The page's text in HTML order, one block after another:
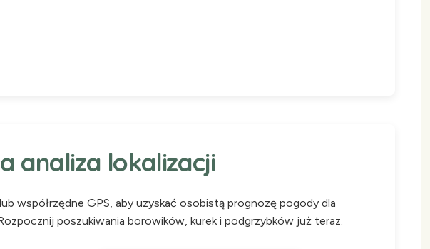
analiza lokalizacji
współrzędne GPS, aby uzyskać osobistą prognozę pogody dla
poszukiwania borowików, kurek i podgrzybków już teraz.